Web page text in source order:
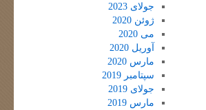
جولای 2023
ژوئن 2020
می 2020
آوریل 2020
مارس 2020
سپتامبر 2019
جولای 2019
مارس 2019